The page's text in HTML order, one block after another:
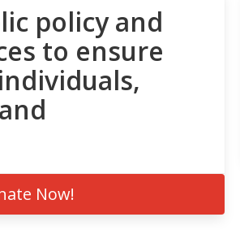
policy and
to ensure
Now!